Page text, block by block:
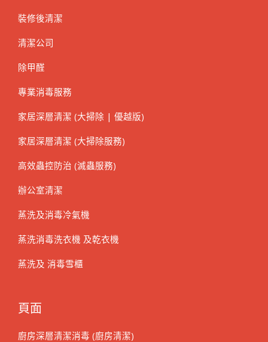
裝修後清潔
清潔公司
除甲醛
專業消毒服務
家居深層清潔 (大掃除 | 優越版)
家居深層清潔 (大掃除服務)
高效蟲控防治 (滅蟲服務)
辦公室清潔
蒸洗及消毒冷氣機
蒸洗消毒洗衣機 及乾衣機
蒸洗及 消毒雪櫃
頁面
廚房深層清潔消毒 (廚房清潔)